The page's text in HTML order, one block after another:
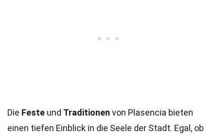
Die Feste und Traditionen von Plasencia bieten
einen tiefen Einblick in die Seele der Stadt. Egal, ob